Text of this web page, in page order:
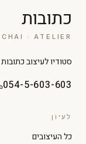
כתובות
· ATELIER
סטודיו לעיצוב כתובות
054-5-603-603
לעיון
כל העיצובים